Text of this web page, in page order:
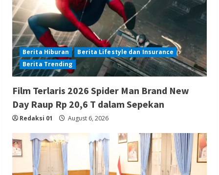
Berita Hiburan
Berita Lifestyle dan Insurance
Berita Trending
Film Terlaris 2026 Spider Man Brand New
Day Raup Rp 20,6 T dalam Sepekan
Redaksi 01 August 6, 2026